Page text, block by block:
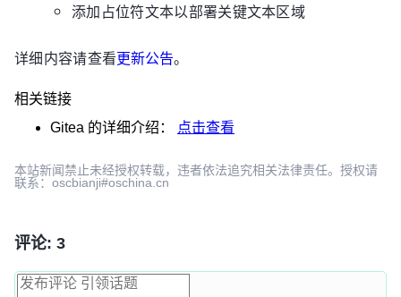
添加占位符文本以部署关键文本区域
详细内容请查看更新公告。
相关链接
Gitea 的详细介绍： 点击查看
本站新闻禁止未经授权转载，违者依法追究相关法律责任。授权请
联系：oscbianji#oschina.cn
评论: 3